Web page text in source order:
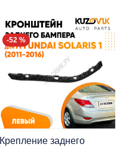
-52 %
Крепление заднего